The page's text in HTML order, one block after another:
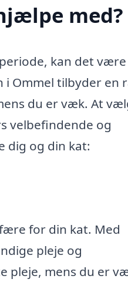
med?
kan det være
i Ommel tilbyder en
du er væk. At
velbefindende og
dig og din kat:
for din kat. Med
pleje og
pleje, mens du er